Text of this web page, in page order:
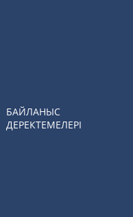
БАЙЛАНЫС
ДЕРЕКТЕМЕЛЕРІ